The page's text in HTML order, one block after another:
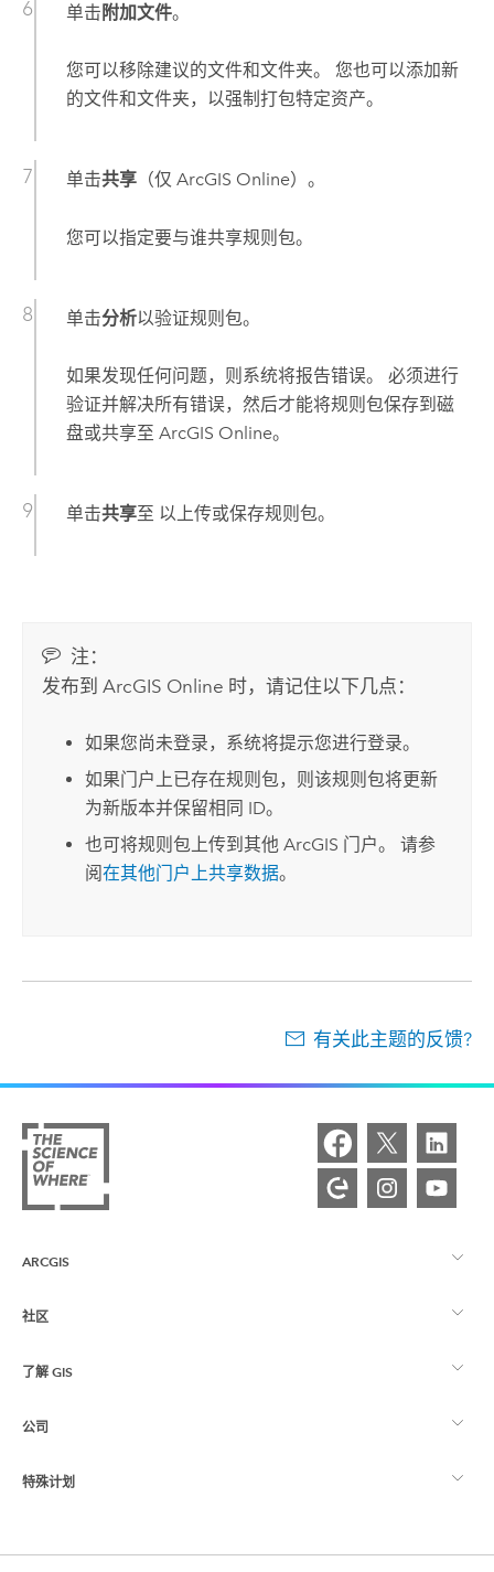
单击 附加文件。
您可以移除建议的文件和文件夹。 您也可以添加新
的文件和文件夹，以强制打包特定资产。
单击共享（仅 ArcGIS Online）。
您可以指定要与谁共享规则包。
单击分析以验证规则包。
如果发现任何问题，则系统将报告错误。 必须进行
验证并解决所有错误，然后才能将规则包保存到磁
盘或共享至 ArcGIS Online。
单击共享至 以上传或保存规则包。
注：
发布到ArcGIS Online 时，请记住以下几点：
如果您尚未登录，系统将提示您进行登录。
如果门户上已存在规则包，则该规则包将更新
为新版本并保留相同 ID。
也可将规则包上传到其他 ArcGIS 门户。 请参
阅在其他门户上共享数据。
有关此主题的反馈?
ARCGIS
ArcGIS 概览
制图
社区
Esri 社区
ArcGIS 博客
用户研究和测试
了解 GIS
什么是 GIS？
位置智能
培训
公司
关于 Esri
特殊计划